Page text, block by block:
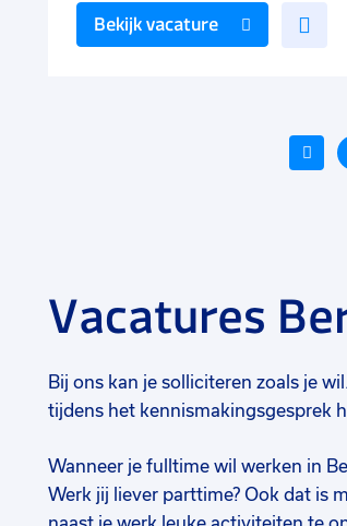
Bekijk vacature
Voeg
favorieten
Vacatures
Bij ons kan je solliciteren zoals je
tijdens het kennismakingsgesprek
Wanneer je fulltime wil werken in
Werk jij liever parttime? Ook dat is